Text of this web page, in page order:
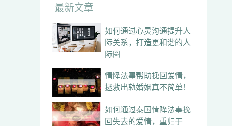
最新文章
如何通过心灵沟通提升人
际关系，打造更和谐的人
际圈
情降法事帮助挽回爱情，
拯救出轨婚姻真不简单！
如何通过泰国情降法事挽
回失去的爱情，重归于